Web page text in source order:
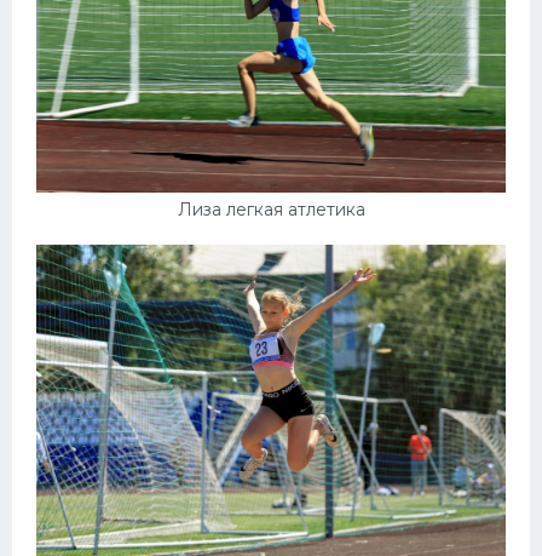
Лиза легкая атлетика